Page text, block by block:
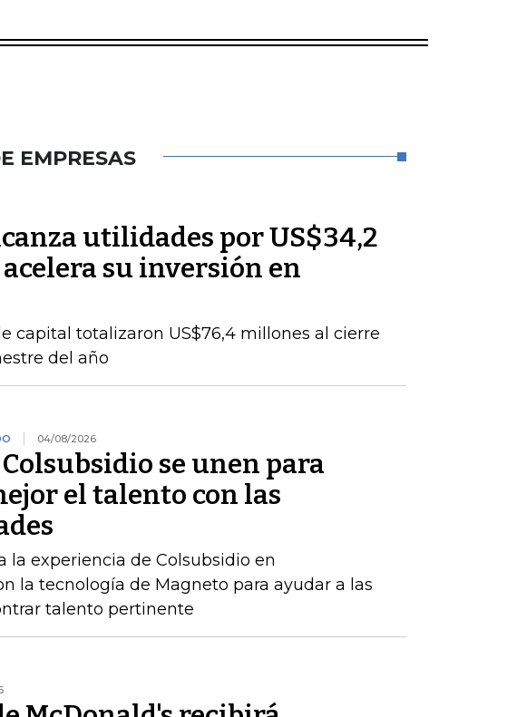
EMPRESAS
utilidades por US$34,2
su inversión en
capital totalizaron US$76,4 millones al cierre
del año
04/08/2026
se unen para
el talento con las
la experiencia de Colsubsidio en
la tecnología de Magneto para ayudar a las
talento pertinente